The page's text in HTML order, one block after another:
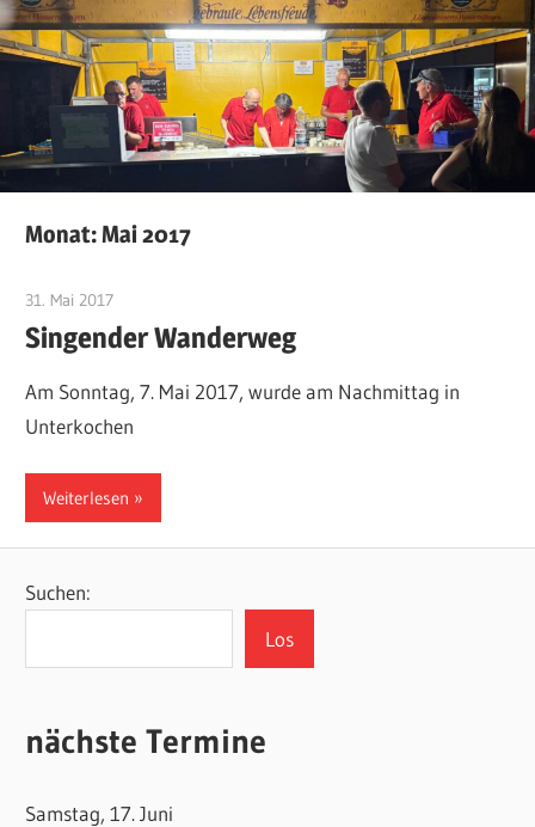
Monat:Mai 2017
31. Mai 2017
Singender Wanderweg
Am Sonntag, 7. Mai 2017, wurde am Nachmittag in
Unterkochen
Weiterlesen
Suchen:
Los
nächste Termine
Samstag, 17. Juni